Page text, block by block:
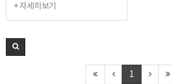
+ 자세히보기
1